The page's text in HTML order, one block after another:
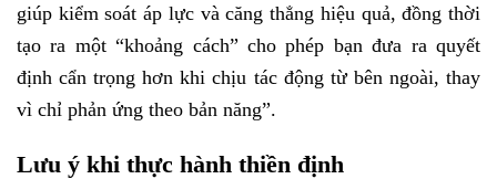
giúp kiểm soát áp lực và căng thẳng hiệu quả, đồng thời
tạo ra một “khoảng cách” cho phép bạn đưa ra quyết
định cẩn trọng hơn khi chịu tác động từ bên ngoài, thay
vì chỉ phản ứng theo bản năng”.
Lưu ý khi thực hành thiền định